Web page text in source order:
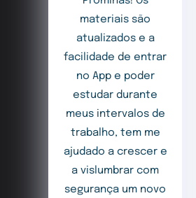
materiais são
atualizados e a
facilidade de entrar
no App e poder
estudar durante
meus intervalos de
trabalho, tem me
ajudado a crescer e
a vislumbrar com
segurança um novo